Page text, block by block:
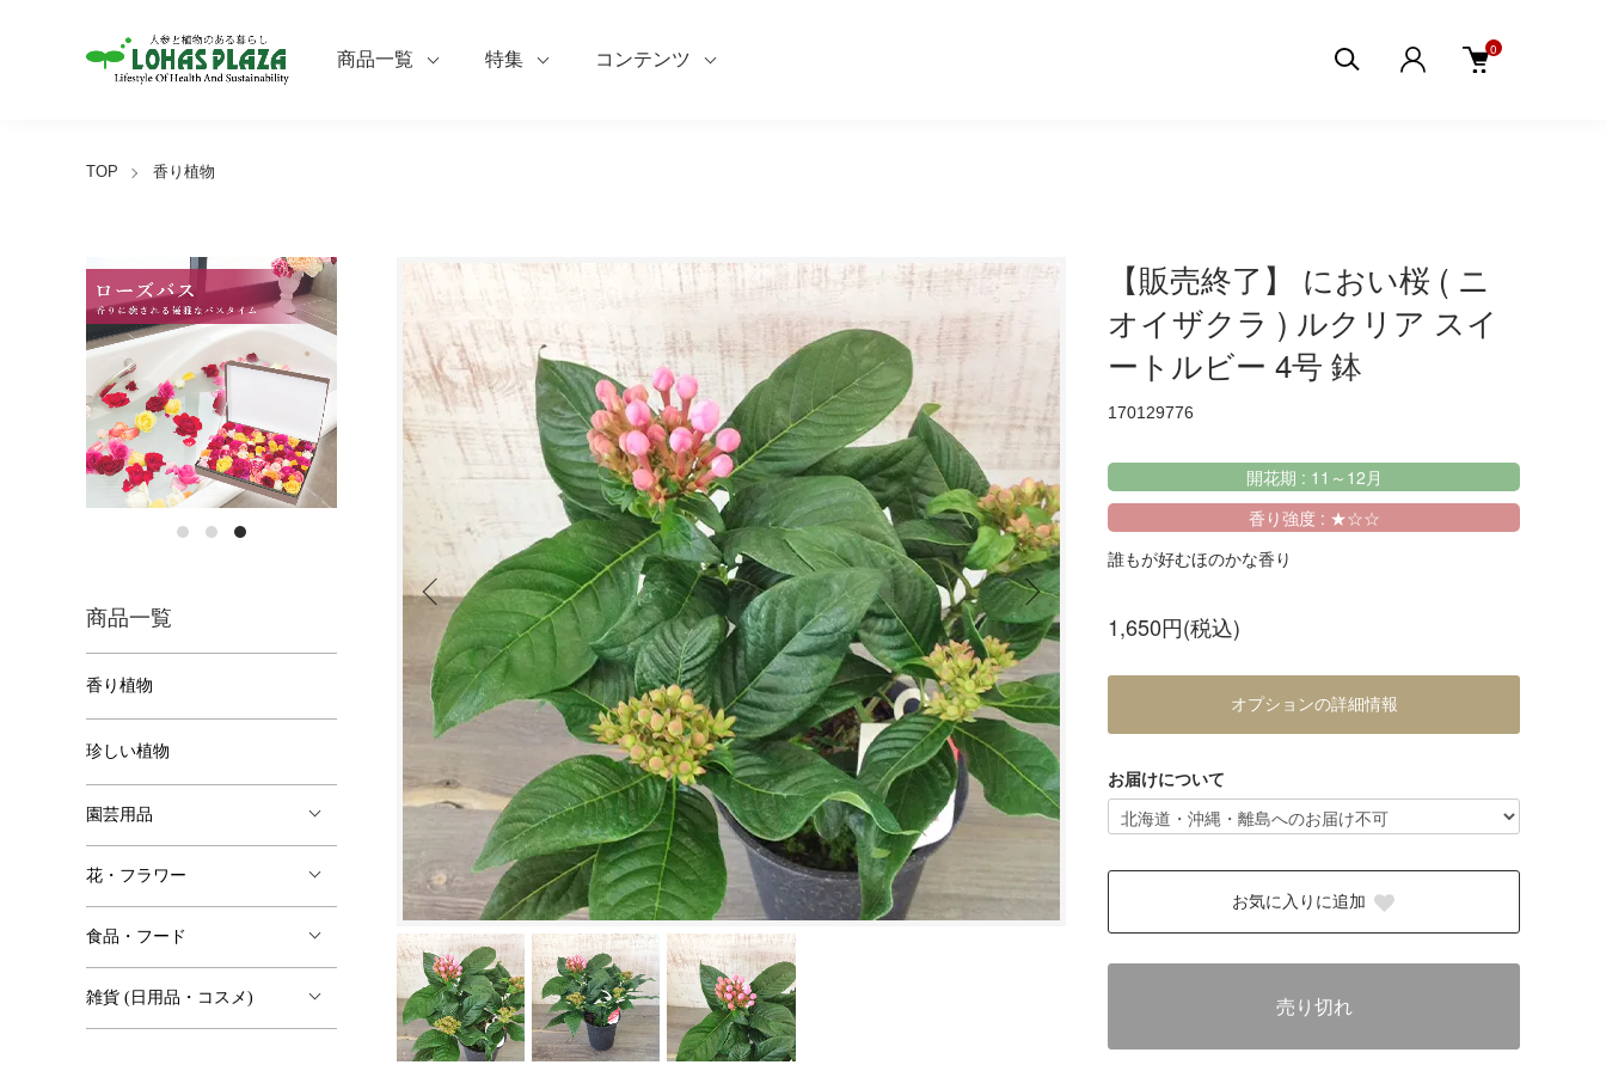
商品一覧 特集 コンテンツ
0
TOP 香り植物
【販売終了】 におい桜 ( ニ
オイザクラ ) ルクリア スイ
ートルビー 4号 鉢
170129776
開花期 : 11～12月
香り強度 : ★☆☆
誰もが好むほのかな香り
1,650円(税込)
オプションの詳細情報
お届けについて
お気に入りに追加
売り切れ
商品一覧
香り植物
珍しい植物
園芸用品
花・フラワー
食品・フード
雑貨 (日用品・コスメ)